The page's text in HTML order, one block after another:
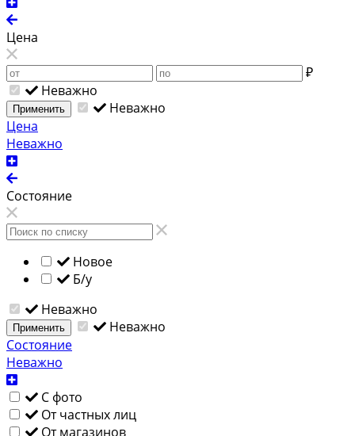
Цена
₽
Неважно
Применить
Неважно
Цена
Неважно
Состояние
Новое
Б/у
Неважно
Применить
Неважно
Состояние
Неважно
С фото
От частных лиц
От магазинов